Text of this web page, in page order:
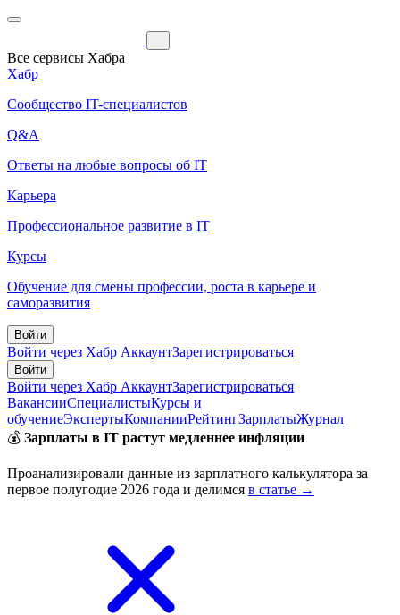
Все сервисы Хабра
Хабр
Сообщество IT-специалистов
Q&A
Ответы на любые вопросы об IT
Карьера
Профессиональное развитие в IT
Курсы
Обучение для смены профессии, роста в карьере и
саморазвития
Войти
Войти через Хабр АккаунтЗарегистрироваться
Войти
Войти через Хабр АккаунтЗарегистрироваться
ВакансииСпециалистыКурсы и
обучениеЭкспертыКомпанииРейтингЗарплатыЖурнал
💰 Зарплаты в IT растут медленнее инфляции
Проанализировали данные из зарплатного калькулятора за
первое полугодие 2026 года и делимся в статье →